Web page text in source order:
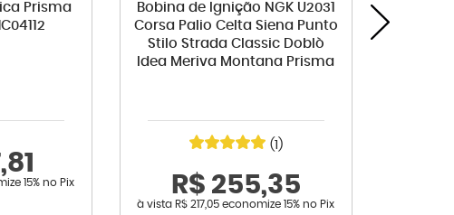
Prisma
15% no Pix
Bobina de Ignição NGK U2031
Corsa Palio Celta Siena Punto
Stilo Strada Classic Doblò
Idea Meriva Montana Prisma
(1)
R$ 255,35
à vista R$ 217,05 economize15% no Pix